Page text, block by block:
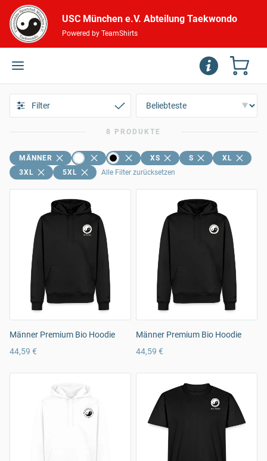
USC München e.V. Abteilung Taekwondo
Powered by TeamShirts
Filter
8 PRODUKTE
MÄNNER XS S
XL
3XL
5XL Alle Filter zurücksetzen
Männer Premium Bio Hoodie
44,59 €
Männer Premium Bio Hoodie
44,59 €